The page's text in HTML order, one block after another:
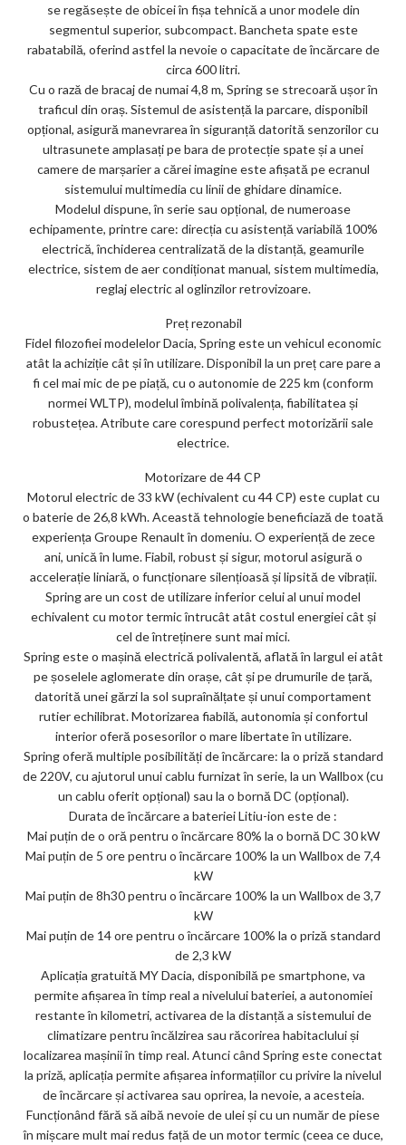
se regăsește de obicei în fișa tehnică a unor modele din
segmentul superior, subcompact. Bancheta spate este
rabatabilă, oferind astfel la nevoie o capacitate de încărcare de
circa 600 litri.
Cu o rază de bracaj de numai 4,8 m, Spring se strecoară ușor în
traficul din oraș. Sistemul de asistență la parcare, disponibil
opțional, asigură manevrarea în siguranță datorită senzorilor cu
ultrasunete amplasați pe bara de protecție spate și a unei
camere de marșarier a cărei imagine este afișată pe ecranul
sistemului multimedia cu linii de ghidare dinamice.
Modelul dispune, în serie sau opțional, de numeroase
echipamente, printre care: direcția cu asistență variabilă 100%
electrică, închiderea centralizată de la distanță, geamurile
electrice, sistem de aer condiționat manual, sistem multimedia,
reglaj electric al oglinzilor retrovizoare.
Preț rezonabil
Fidel filozofiei modelelor Dacia, Spring este un vehicul economic
atât la achiziție cât și în utilizare. Disponibil la un preț care pare a
fi cel mai mic de pe piață, cu o autonomie de 225 km (conform
normei WLTP), modelul îmbină polivalența, fiabilitatea și
robustețea. Atribute care corespund perfect motorizării sale
electrice.
Motorizare de 44 CP
Motorul electric de 33 kW (echivalent cu 44 CP) este cuplat cu
o baterie de 26,8 kWh. Această tehnologie beneficiază de toată
experiența Groupe Renault în domeniu. O experiență de zece
ani, unică în lume. Fiabil, robust și sigur, motorul asigură o
accelerație liniară, o funcționare silențioasă și lipsită de vibrații.
Spring are un cost de utilizare inferior celui al unui model
echivalent cu motor termic întrucât atât costul energiei cât și
cel de întreținere sunt mai mici.
Spring este o mașină electrică polivalentă, aflată în largul ei atât
pe șoselele aglomerate din orașe, cât și pe drumurile de țară,
datorită unei gărzi la sol supraînălțate și unui comportament
rutier echilibrat. Motorizarea fiabilă, autonomia și confortul
interior oferă posesorilor o mare libertate în utilizare.
Spring oferă multiple posibilități de încărcare: la o priză standard
de 220V, cu ajutorul unui cablu furnizat în serie, la un Wallbox (cu
un cablu oferit opțional) sau la o bornă DC (opțional).
Durata de încărcare a bateriei Litiu-ion este de :
Mai puțin de o oră pentru o încărcare 80% la o bornă DC 30 kW
Mai puțin de 5 ore pentru o încărcare 100% la un Wallbox de 7,4
kW
Mai puțin de 8h30 pentru o încărcare 100% la un Wallbox de 3,7
kW
Mai puțin de 14 ore pentru o încărcare 100% la o priză standard
de 2,3 kW
Aplicația gratuită MY Dacia, disponibilă pe smartphone, va
permite afișarea în timp real a nivelului bateriei, a autonomiei
restante în kilometri, activarea de la distanță a sistemului de
climatizare pentru încălzirea sau răcorirea habitaclului și
localizarea mașinii în timp real. Atunci când Spring este conectat
la priză, aplicația permite afișarea informațiilor cu privire la nivelul
de încărcare și activarea sau oprirea, la nevoie, a acesteia.
Funcționând fără să aibă nevoie de ulei și cu un număr de piese
în mișcare mult mai redus față de un motor termic (ceea ce duce,